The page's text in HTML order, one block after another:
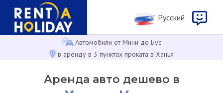
Русcкий
Автомобили от Мини до Бус
в аренду в 3 пунктах проката в Ханья
Аренда авто дешево в